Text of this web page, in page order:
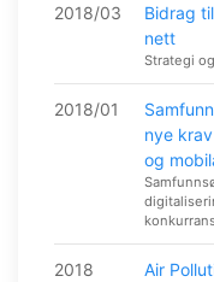
2018/03
Bidrag
nett
Strategi
2018/01
nye
og
2018
Air